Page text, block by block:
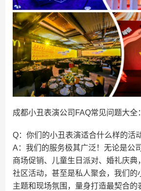
成都小丑表演公司FAQ常见问题大全：
Q：你们的小丑表演适合什么样的活
A：我们的服务极其广泛！无论是公
商场促销、儿童生日派对、婚礼庆典
社区活动，甚至是私人聚会，我们的
主题和现场氛围，量身打造最契合的